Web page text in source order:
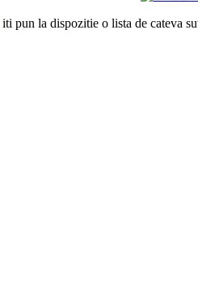
iti pun la dispozitie o lista de cateva